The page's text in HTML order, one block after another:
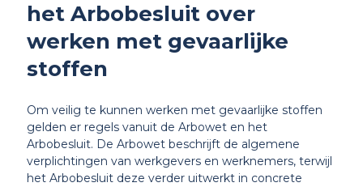
het Arbobesluit over
werken met gevaarlijke
stoffen
Om veilig te kunnen werken met gevaarlijke stoffen
gelden er regels vanuit de Arbowet en het
Arbobesluit. De Arbowet beschrijft de algemene
verplichtingen van werkgevers en werknemers, terwijl
het Arbobesluit deze verder uitwerkt in concrete